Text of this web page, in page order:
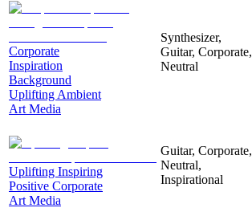
Corporate
Inspiration
Background
Uplifting Ambient
Art Media
Synthesizer,
Guitar, Corporate,
Neutral
Uplifting Inspiring
Positive Corporate
Art Media
Guitar, Corporate,
Neutral,
Inspirational